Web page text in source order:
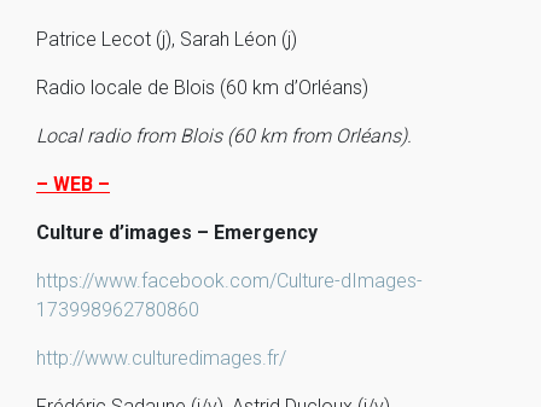
Patrice Lecot (j), Sarah Léon (j)
Radio locale de Blois (60 km d’Orléans)
Local radio from Blois (60 km from Orléans).
– WEB –
Culture d’images – Emergency
https://www.facebook.com/Culture-dImages-
173998962780860
http://www.culturedimages.fr/